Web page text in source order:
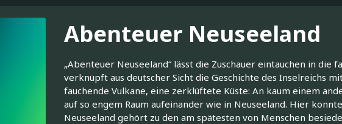
Abenteuer Neuseeland
„Abenteuer Neuseeland“ lässt die Zuschauer eintauchen in
verknüpft aus deutscher Sicht die Geschichte des Inselreichs
fauchende Vulkane, eine zerklüftete Küste: An kaum einem
auf so engem Raum aufeinander wie in Neuseeland. Hier
Neuseeland gehört zu den am spätesten von Menschen